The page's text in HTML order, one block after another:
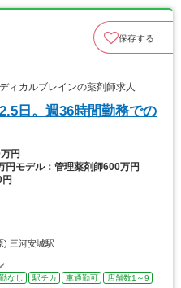
保存する
カルブレインの薬剤師求人
日。週36時間勤務での
円
円モデル：管理薬剤師600万円
) 三河安城駅
なし 駅チカ 車通勤可
店舗数1～9